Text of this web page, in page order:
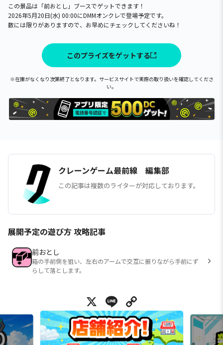
この景品は「前おとし」ブースでゲットできます！
2026年5月20日(水) 00:00にDMMオンクレで登場予定です。
数には限りがありますので、お早めにチェックしてくださいね！
このプライズをゲットする
※在庫がなくなり次第終了となります。サービスサイトで実際の取り扱いを確認してくださ
い。
クレーンゲーム最前線 編集部
この記事は複数のライターが対応しております。
展開予定の遊び方 攻略記事
前おとし
箱の手前側を狙い、左右のアームで交互に振りながら手前にず
らして落とします。
X Line